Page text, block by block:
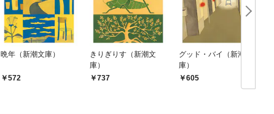
晩年（新潮文庫）
572
きりぎりす（新潮文
庫）
737
グッド・バイ（新潮文
庫）
605